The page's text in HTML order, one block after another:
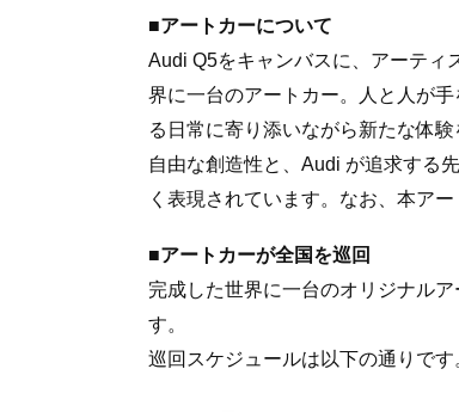
■アートカーについて
Audi Q5をキャンバスに、アーティ
界に一台のアートカー。人と人が
る日常に寄り添いながら新たな体
自由な創造性と、Audi が追求する
く表現されています。なお、本ア
■アートカーが全国を巡回
完成した世界に一台のオリジナル
す。
巡回スケジュールは以下の通りです